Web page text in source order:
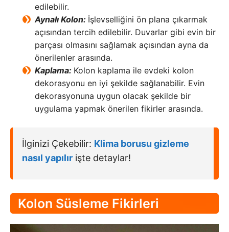
edilebilir.
Aynalı Kolon: İşlevselliğini ön plana çıkarmak
açısından tercih edilebilir. Duvarlar gibi evin bir
parçası olmasını sağlamak açısından ayna da
önerilenler arasında.
Kaplama: Kolon kaplama ile evdeki kolon
dekorasyonu en iyi şekilde sağlanabilir. Evin
dekorasyonuna uygun olacak şekilde bir
uygulama yapmak önerilen fikirler arasında.
İlginizi Çekebilir: Klima borusu gizleme
nasıl yapılır işte detaylar!
Kolon Süsleme Fikirleri